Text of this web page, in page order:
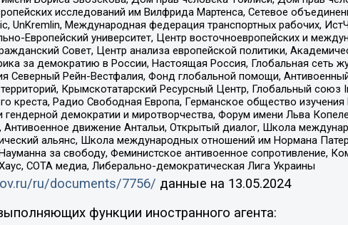
исследований им Вилфрида Мартенса, Сетевое
UnKremlin, Международная федерация транспортных рабочих,
Европейский университет, Центр восточноевропейских и
Совет, Центр анализа европейской политики,
за демократию в России, Настоящая Россия, Глобальная сеть
Северный Рейн-Вестфалия, Фонд глобальной помощи,
Крымскотатарский Ресурсный Центр, Глобальный союз
креста, Радио Свободная Европа, Германское общество
демократии и миротворчества, Форум имени Льва
движение Антальи, Открытый диалог, Школа
альянс, Школа международных отношений им Нормана
за свободу, Феминистское антивоенное сопротивление,
СОТА медиа, Либерально-демократическая Лига Украины
ru/documents/7756/ данные на 13.05.2024
функции иностранного агента: